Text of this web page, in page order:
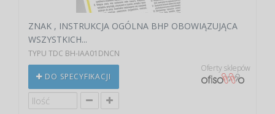
ZNAK , INSTRUKCJA OGÓLNA BHP OBOWIĄZUJĄCA
WSZYSTKICH...
TYPU TDC BH-IAA01DNCN
DO SPECYFIKACJI
Oferty sklepów